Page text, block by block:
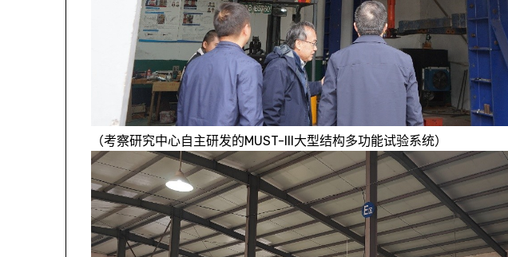
（考察研究中心自主研发的MUST-III大型结构多功能试验系统）